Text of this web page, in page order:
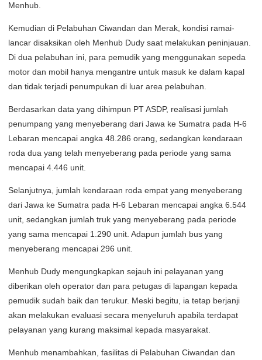
Menhub.
Kemudian di Pelabuhan Ciwandan dan Merak, kondisi ramai-
lancar disaksikan oleh Menhub Dudy saat melakukan peninjauan.
Di dua pelabuhan ini, para pemudik yang menggunakan sepeda
motor dan mobil hanya mengantre untuk masuk ke dalam kapal
dan tidak terjadi penumpukan di luar area pelabuhan.
Berdasarkan data yang dihimpun PT ASDP, realisasi jumlah
penumpang yang menyeberang dari Jawa ke Sumatra pada H-6
Lebaran mencapai angka 48.286 orang, sedangkan kendaraan
roda dua yang telah menyeberang pada periode yang sama
mencapai 4.446 unit.
Selanjutnya, jumlah kendaraan roda empat yang menyeberang
dari Jawa ke Sumatra pada H-6 Lebaran mencapai angka 6.544
unit, sedangkan jumlah truk yang menyeberang pada periode
yang sama mencapai 1.290 unit. Adapun jumlah bus yang
menyeberang mencapai 296 unit.
Menhub Dudy mengungkapkan sejauh ini pelayanan yang
diberikan oleh operator dan para petugas di lapangan kepada
pemudik sudah baik dan terukur. Meski begitu, ia tetap berjanji
akan melakukan evaluasi secara menyeluruh apabila terdapat
pelayanan yang kurang maksimal kepada masyarakat.
Menhub menambahkan, fasilitas di Pelabuhan Ciwandan dan